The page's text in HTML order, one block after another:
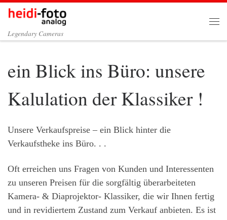
Zum Inhalt springen
Legendary Cameras
ein Blick ins Büro: unsere
Kalulation der Klassiker !
Unsere Verkaufspreise – ein Blick hinter die
Verkaufstheke ins Büro. . .
Oft erreichen uns Fragen von Kunden und Interessenten
zu unseren Preisen für die sorgfältig überarbeiteten
Kamera- & Diaprojektor- Klassiker, die wir Ihnen fertig
und in revidiertem Zustand zum Verkauf anbieten. Es ist